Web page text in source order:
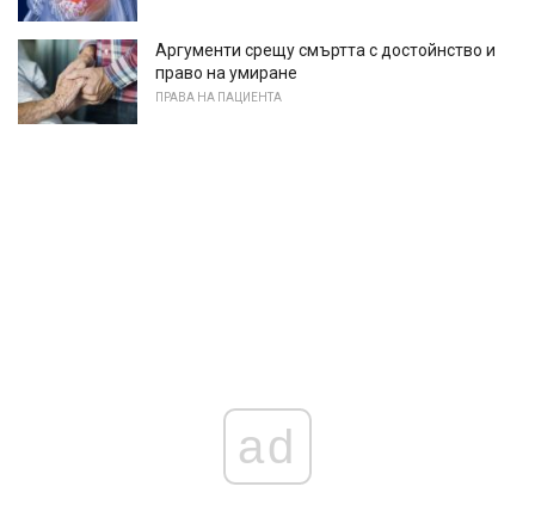
Аргументи срещу смъртта с достойнство и
право на умиране
ПРАВА НА ПАЦИЕНТА
ad